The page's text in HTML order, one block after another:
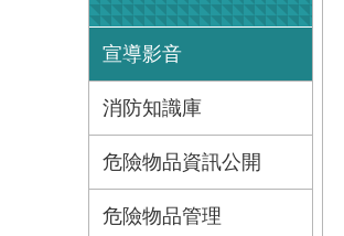
宣導影音
消防知識庫
危險物品資訊公開
危險物品管理